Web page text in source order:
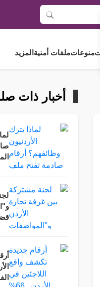
منوعاتملفات أمنية المزيد
أخبار ذات